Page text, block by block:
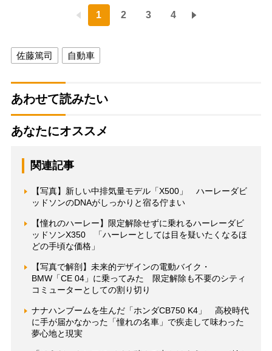
1 2 3 4
佐藤篤司 自動車
あわせて読みたい
あなたにオススメ
関連記事
【写真】新しい中排気量モデル「X500」 ハーレーダビ
ッドソンのDNAがしっかりと宿る佇まい
【憧れのハーレー】限定解除せずに乗れるハーレーダビ
ッドソンX350 「ハーレーとしては目を疑いたくなるほ
どの手頃な価格」
【写真で解剖】未来的デザインの電動バイク・
BMW「CE 04」に乗ってみた 限定解除も不要のシティ
コミューターとしての割り切り
ナナハンブームを生んだ「ホンダCB750 K4」 高校時代
に手が届かなかった「憧れの名車」で疾走して味わった
夢心地と現実